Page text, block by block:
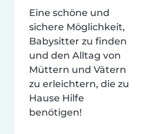
Eine schöne und
sichere Möglichkeit,
Babysitter zu finden
und den Alltag von
Müttern und Vätern
zu erleichtern, die zu
Hause Hilfe
benötigen!